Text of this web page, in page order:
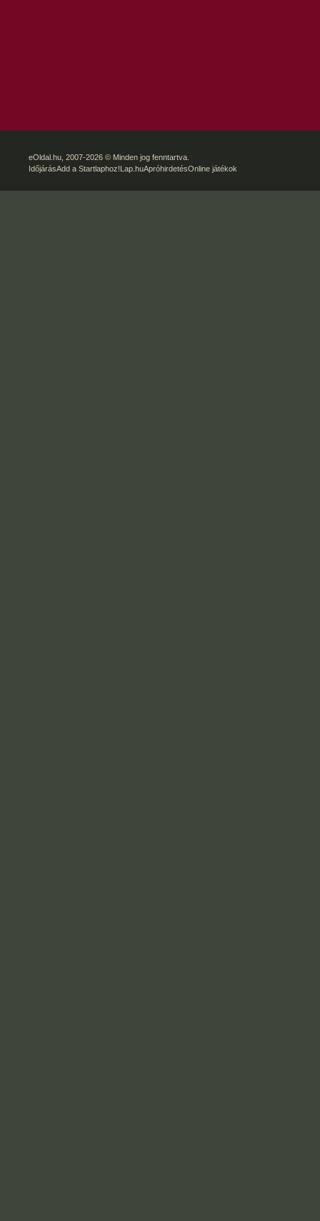
eOldal.hu , 2007-2026 © Minden jog fenntartva.
IdőjárásAdd a Startlaphoz!Lap.huApróhirdetésOnline játékok